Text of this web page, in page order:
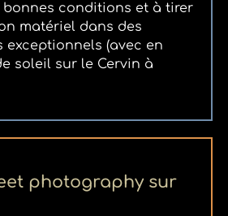
bonnes conditions et à tirer
matériel dans des
exceptionnels (avec en
soleil sur le Cervin à
photography sur